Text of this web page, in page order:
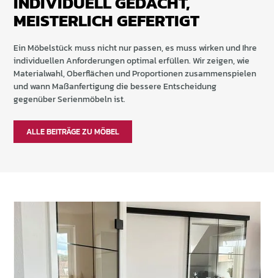
MEISTERLICH GEFERTIGT
Ein Möbelstück muss nicht nur passen, es muss wirken und Ihre
individuellen Anforderungen optimal erfüllen. Wir zeigen, wie
Materialwahl, Oberflächen und Proportionen zusammenspielen
und wann Maßanfertigung die bessere Entscheidung
gegenüber Serienmöbeln ist.
ALLE BEITRÄGE ZU MÖBEL